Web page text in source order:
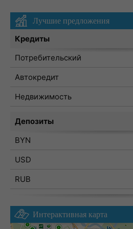
Лучшие предложения
Кредиты
Потребительский
Автокредит
Недвижимость
Депозиты
BYN
USD
RUB
Интерактивная карта